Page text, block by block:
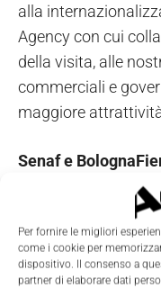
Per fornire le migliori
come i cookie per
dispositivo. Il consenso a
partner di elaborare dati
alla
Agency con cui
della visita, alle
commerciali e
maggiore
Senaf e
partnership
manifestazioni
professioni e delle
merito?